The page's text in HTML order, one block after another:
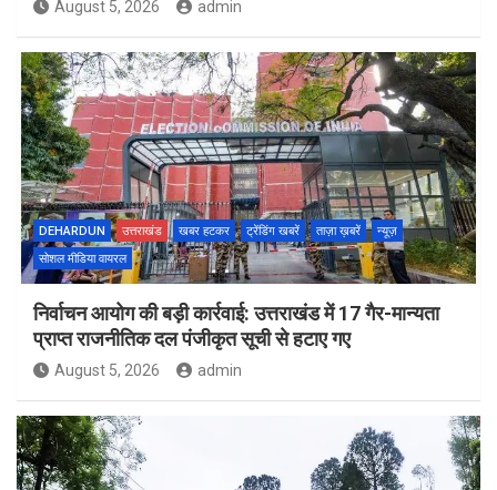
August 5, 2026 admin
DEHARDUN उत्तराखंड खबर हटकर ट्रेंडिंग खबरें ताज़ा ख़बरें
न्यूज़
सोशल मीडिया वायरल
निर्वाचन आयोग की बड़ी कार्रवाई: उत्तराखंड में 17 गैर-मान्यता
प्राप्त राजनीतिक दल पंजीकृत सूची से हटाए गए
August 5, 2026 admin